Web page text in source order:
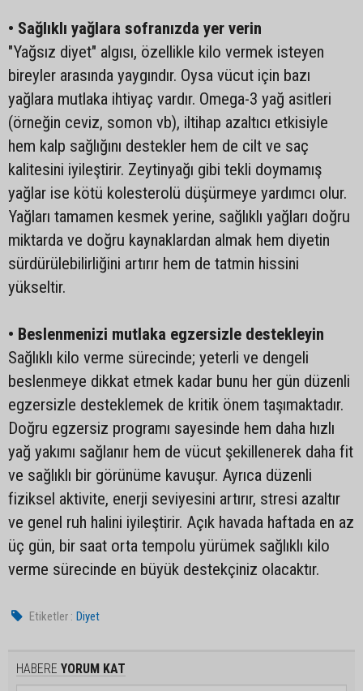
• Sağlıklı yağlara sofranızda yer verin
"Yağsız diyet" algısı, özellikle kilo vermek isteyen
bireyler arasında yaygındır. Oysa vücut için bazı
yağlara mutlaka ihtiyaç vardır. Omega-3 yağ asitleri
(örneğin ceviz, somon vb), iltihap azaltıcı etkisiyle
hem kalp sağlığını destekler hem de cilt ve saç
kalitesini iyileştirir. Zeytinyağı gibi tekli doymamış
yağlar ise kötü kolesterolü düşürmeye yardımcı olur.
Yağları tamamen kesmek yerine, sağlıklı yağları doğru
miktarda ve doğru kaynaklardan almak hem diyetin
sürdürülebilirliğini artırır hem de tatmin hissini
yükseltir.
• Beslenmenizi mutlaka egzersizle destekleyin
Sağlıklı kilo verme sürecinde; yeterli ve dengeli
beslenmeye dikkat etmek kadar bunu her gün düzenli
egzersizle desteklemek de kritik önem taşımaktadır.
Doğru egzersiz programı sayesinde hem daha hızlı
yağ yakımı sağlanır hem de vücut şekillenerek daha fit
ve sağlıklı bir görünüme kavuşur. Ayrıca düzenli
fiziksel aktivite, enerji seviyesini artırır, stresi azaltır
ve genel ruh halini iyileştirir. Açık havada haftada en az
üç gün, bir saat orta tempolu yürümek sağlıklı kilo
verme sürecinde en büyük destekçiniz olacaktır.
Etiketler : Diyet
HABERE YORUM KAT